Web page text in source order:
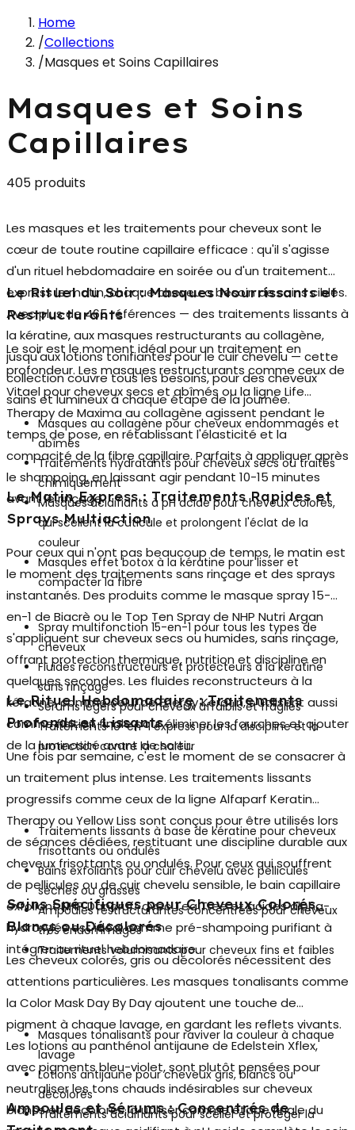
Home
/Collections
/Masques et Soins Capillaires
Masques et Soins
Capillaires
405 produits
Les masques et les traitements pour cheveuxsont le
cœur de toute routine capillaire efficace : qu'il s'agisse
d'un rituel hebdomadaire en soirée ou d'un traitement
express le matin, chaque cheveu a besoin de soins ciblés.
Avec plus de 465 références — des traitements lissants à
la kératine, aux masques restructurants au collagène,
jusqu'aux lotions tonifiantes pour le cuir chevelu — cette
collection couvre tous les besoins, pour des cheveux
sains et lumineux à chaque étape de la journée.
Le Rituel du Soir : Masques Nourrissants et
Restructurants
Le soir est le moment idéal pour un traitement en
profondeur. Les masques restructurants comme ceux de
Vitael pour cheveux secs et abîmés ou la ligne Life
Therapy de Maxima au collagène agissent pendant le
temps de pose, en rétablissant l'élasticité et la
compacité de la fibre capillaire. Parfaits à appliquer après
le shampoing, en laissant agir pendant 10-15 minutes
avant le rinçage.
Masques au collagène pour cheveux endommagés et
abîmés
Traitements hydratants pour cheveux secs ou traités
chimiquement
Masques acidifiants à pH acide pour cheveux colorés,
qui scellent la cuticule et prolongent l'éclat de la
couleur
Masques effet botox à la kératine pour lisser et
compacter la fibre
Le Matin Express : Traitements Rapides et
Sprays Multiaction
Pour ceux qui n'ont pas beaucoup de temps, le matin est
le moment des traitements sans rinçage et des sprays
instantanés. Des produits comme le masque spray 15-
en-1 de Biacrè ou le Top Ten Spray de NHP Nutri Argan
s'appliquent sur cheveux secs ou humides, sans rinçage,
offrant protection thermique, nutrition et discipline en
quelques secondes. Les fluides reconstructeurs à la
kératine, comme celui de Energy Keratin, s'utilisent aussi
comme finition finale pour éliminer les fourches et ajouter
de la luminosité avant de sortir.
Spray multifonction 15-en-1 pour tous les types de
cheveux
Fluides reconstructeurs et protecteurs à la kératine
sans rinçage
Sérums légers pour cheveux affaiblis et fragiles
Traitements 10-en-1 express pour la discipline et la
protection contre la chaleur
Le Rituel Hebdomadaire : Traitements
Profonds et Lissants
Une fois par semaine, c'est le moment de se consacrer à
un traitement plus intense. Les traitements lissants
progressifs comme ceux de la ligne Alfaparf Keratin
Therapy ou Yellow Liss sont conçus pour être utilisés lors
de séances dédiées, restituant une discipline durable aux
cheveux frisottants ou ondulés. Pour ceux qui souffrent
de pellicules ou de cuir chevelu sensible, le bain capillaire
exfoliant NHP Dandruff avec Tea Tree et acides alpha-
hydroxylés est idéal comme pré-shampoing purifiant à
intégrer au rituel hebdomadaire.
Traitements lissants à base de kératine pour cheveux
frisottants ou ondulés
Bains exfoliants pour cuir chevelu avec pellicules
sèches ou grasses
Ampoules restructurantes concentrées pour cheveux
très endommagés
Traitements volumisants pour cheveux fins et faibles
Soins Spécifiques pour Cheveux Colorés,
Blancs ou Décolorés
Les cheveux colorés, gris ou décolorés nécessitent des
attentions particulières. Les masques tonalisants comme
la Color Mask Day By Day ajoutent une touche de
pigment à chaque lavage, en gardant les reflets vivants.
Les lotions au panthénol antijaune de Edelstein Xflex,
avec pigments bleu-violet, sont plutôt pensées pour
neutraliser les tons chauds indésirables sur cheveux
blancs et décolorés, à utiliser comme étape finale du
Masques tonalisants pour raviver la couleur à chaque
lavage
Lotions antijaune pour cheveux gris, blancs ou
décolorés
Traitements acidifiants pour sceller et protéger la
Ampoules et Sérums : Concentrés de